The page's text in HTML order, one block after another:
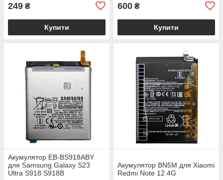
249 ₴
Купити
600 ₴
Купити
Акумулятор EB-BS918ABY
для Samsung Galaxy S23
Ultra S918 S918B
Акумулятор BN5M для Xiaomi
Redmi Note 12 4G